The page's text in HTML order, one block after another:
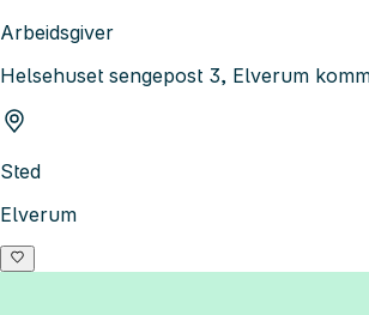
Arbeidsgiver
Helsehuset sengepost 3, Elverum
Sted
Elverum